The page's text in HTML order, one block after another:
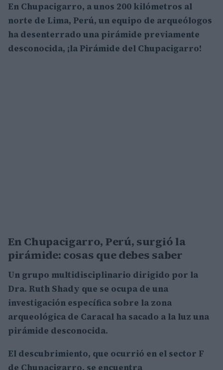
En Chupacigarro, a unos 200 kilómetros al
norte de Lima, Perú, un equipo de arqueólogos
ha desenterrado una pirámide previamente
desconocida, ¡la Pirámide del Chupacigarro!
En Chupacigarro, Perú, surgió la
pirámide: cosas que debes saber
Un grupo multidisciplinario dirigido por la
Dra. Ruth Shady que se ocupa de una
investigación específica sobre la zona
arqueológica de Caracal ha sacado a la luz una
pirámide desconocida.
El descubrimiento, que ocurrió en el sector F